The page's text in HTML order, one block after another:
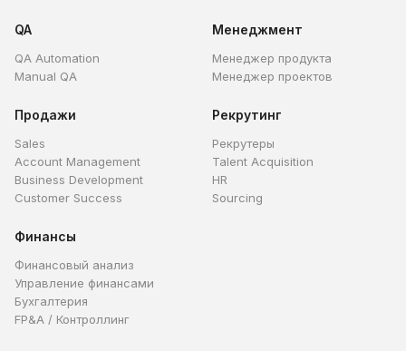
QA
QA Automation
Manual QA
Менеджмент
Менеджер продукта
Менеджер проектов
Продажи
Sales
Account Management
Business Development
Customer Success
Рекрутинг
Рекрутеры
Talent Acquisition
HR
Sourcing
Финансы
Финансовый анализ
Управление финансами
Бухгалтерия
FP&A / Контроллинг